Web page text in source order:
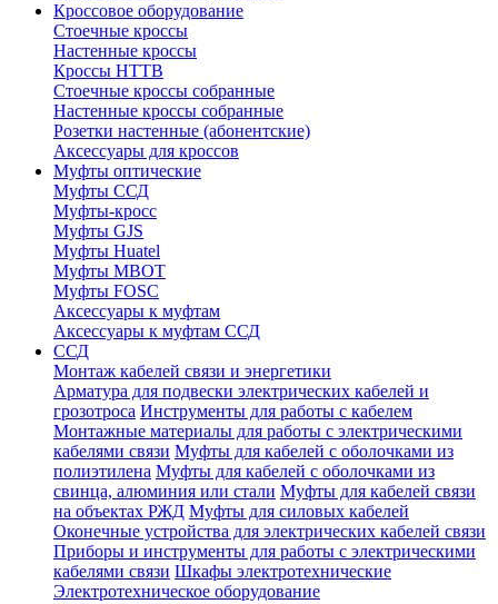
Кроссовое оборудование
Стоечные кроссы
Настенные кроссы
Кроссы HTTB
Стоечные кроссы собранные
Настенные кроссы собранные
Розетки настенные (абонентские)
Аксессуары для кроссов
Муфты оптические
Муфты ССД
Муфты-кросс
Муфты GJS
Муфты Huatel
Муфты МВОТ
Муфты FOSC
Аксессуары к муфтам
Аксессуары к муфтам ССД
ССД
Монтаж кабелей связи и энергетики
Арматура для подвески электрических кабелей и
грозотроса Инструменты для работы с кабелем
Монтажные материалы для работы с электрическими
кабелями связи Муфты для кабелей с оболочками из
полиэтилена Муфты для кабелей с оболочками из
свинца, алюминия или стали Муфты для кабелей связи
на объектах РЖД Муфты для силовых кабелей
Оконечные устройства для электрических кабелей связи
Приборы и инструменты для работы с электрическими
кабелями связи Шкафы электротехнические
Электротехническое оборудование